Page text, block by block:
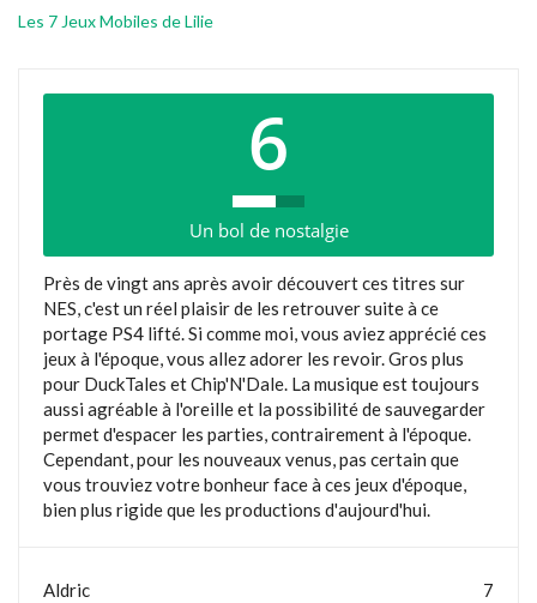
Les 7 Jeux Mobiles de Lilie
6
Un bol de nostalgie
Près de vingt ans après avoir découvert ces titres sur
NES, c'est un réel plaisir de les retrouver suite à ce
portage PS4 lifté. Si comme moi, vous aviez apprécié ces
jeux à l'époque, vous allez adorer les revoir. Gros plus
pour DuckTales et Chip'N'Dale. La musique est toujours
aussi agréable à l'oreille et la possibilité de sauvegarder
permet d'espacer les parties, contrairement à l'époque.
Cependant, pour les nouveaux venus, pas certain que
vous trouviez votre bonheur face à ces jeux d'époque,
bien plus rigide que les productions d'aujourd'hui.
Aldric 7